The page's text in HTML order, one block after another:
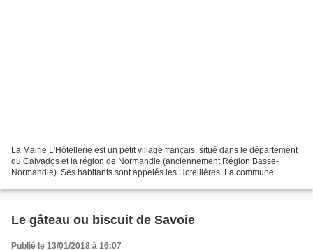
La Mairie L'Hôtellerie est un petit village français, situé dans le département
du Calvados et la région de Normandie (anciennement Région Basse-
Normandie). Ses habitants sont appelés les Hotellières. La commune
Le gâteau ou biscuit de Savoie
Publié le 13/01/2018 à 16:07